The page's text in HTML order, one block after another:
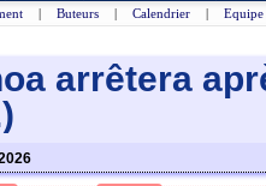
| Buteurs | Calendrier | Equipe
arrêtera